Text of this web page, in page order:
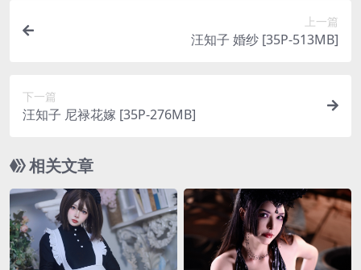
上一篇
汪知子 婚纱 [35P-513MB]
下一篇
汪知子 尼禄花嫁 [35P-276MB]
相关文章